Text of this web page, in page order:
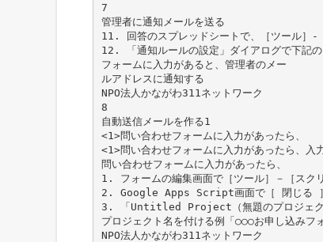
7
管理者に通知メールを送る
11. 回答のスプレッドシートで、［ツール］-
12. 「通知ルールの設定」ダイアログで下記
フォームに入力があると、管理者のメー
ルアドレスに通知する
NPO法人かながわ311ネットワーク
8
自動送信メールを作る1
<1>問い合わせフォームに入力があったら、
<1>問い合わせフォームに入力があったら、入
問い合わせフォームに入力があったら、
1. フォームの編集画面で［ツール］－［スク
2. Google Apps Script画面で［ 閉じる ］
3. 「Untitled Project（無題のプロジェクト
プロジェクト名を付ける例「○○○お申し込みフ
NPO法人かながわ311ネットワーク